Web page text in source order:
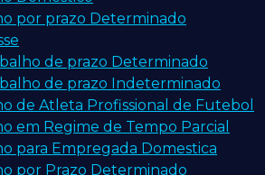
por prazo Determinado
de prazo Determinado
de prazo Indeterminado
de Atleta Profissional de Futebol
em Regime de Tempo Parcial
para Empregada Domestica
por Prazo Determinado